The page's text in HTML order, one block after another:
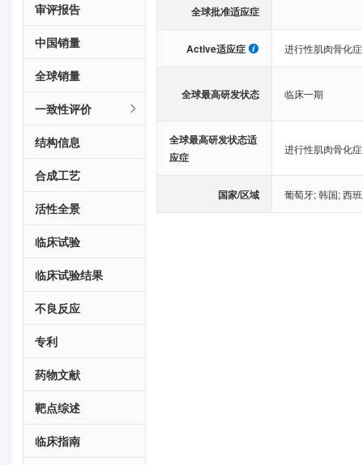
审评报告
中国销量
全球销量
一致性评价
结构信息
合成工艺
活性全景
临床试验
临床试验结果
不良反应
专利
药物文献
靶点综述
临床指南
全球批准适应症
Active适应症 进行性肌肉骨化症
全球最高研发状态 临床一期
全球最高研发状态适
应症
进行性肌肉骨化症
国家/区域 葡萄牙;韩国;西